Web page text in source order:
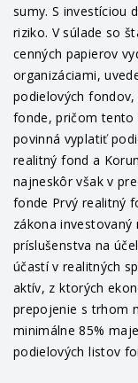
sumy. S investíciou
riziko. V súlade so
cenných papierov
organizáciami,
podielových
fonde, pričom tento
povinná vyplatiť
realitný fond a
najneskôr však v
fonde Prvý realitný
zákona
príslušenstva na
účastí v realitných
aktív, z ktorých
prepojenie s trhom
minimálne 85%
podielových listov